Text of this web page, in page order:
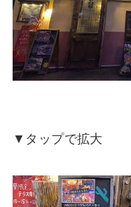
▼タップで拡大